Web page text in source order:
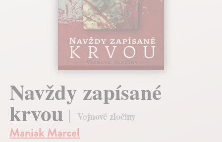
Navždy zapísané
krvou Vojnové zločiny
Maniak Marcel